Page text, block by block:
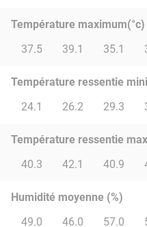
Température maximum(°c)
37.5
39.1 35.1
Température ressentie
24.1
26.2 29.3
Température ressentie
40.3
42.1 40.9
Humidité moyenne (%)
49.0
46.0 57.0